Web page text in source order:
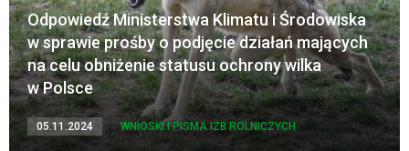
Odpowiedź Ministerstwa Klimatu i Środowiska
w sprawie prośby o podjęcie działań mających
na celu obniżenie statusu ochrony wilka
w Polsce
05.11.2024 WNIOSKI I PISMA IZB ROLNICZYCH